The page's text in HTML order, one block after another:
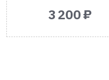
3 200 ₽